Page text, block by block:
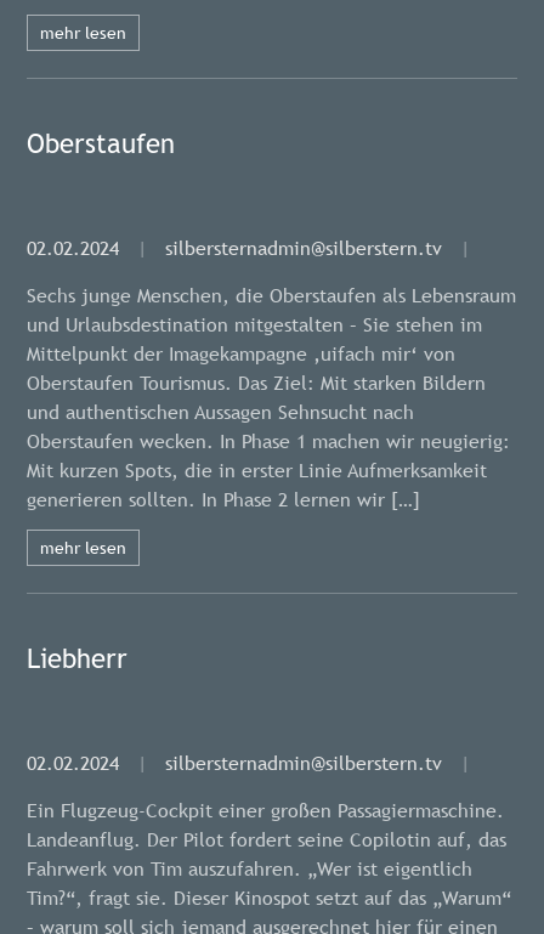
mehr lesen
Oberstaufen
02.02.2024 | silbersternadmin@silberstern.tv |
Sechs junge Menschen, die Oberstaufen als Lebensraum
und Urlaubsdestination mitgestalten – Sie stehen im
Mittelpunkt der Imagekampagne ‚uifach mir‘ von
Oberstaufen Tourismus. Das Ziel: Mit starken Bildern
und authentischen Aussagen Sehnsucht nach
Oberstaufen wecken. In Phase 1 machen wir neugierig:
Mit kurzen Spots, die in erster Linie Aufmerksamkeit
generieren sollten. In Phase 2 lernen wir […]
mehr lesen
Liebherr
02.02.2024 | silbersternadmin@silberstern.tv |
Ein Flugzeug-Cockpit einer großen Passagiermaschine.
Landeanflug. Der Pilot fordert seine Copilotin auf, das
Fahrwerk von Tim auszufahren. „Wer ist eigentlich
Tim?“, fragt sie. Dieser Kinospot setzt auf das „Warum“
– warum soll sich jemand ausgerechnet hier für einen